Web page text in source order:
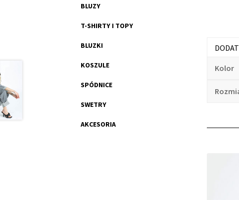
Kolor
BLUZY
T-SHIRTY I TOPY
BLUZKI
KOSZULE
SPÓDNICE
SWETRY
AKCESORIA